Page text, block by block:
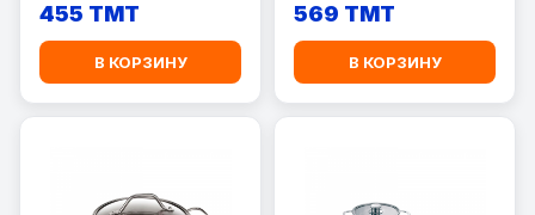
455 TMT
В КОРЗИНУ
569 TMT
В КОРЗИНУ